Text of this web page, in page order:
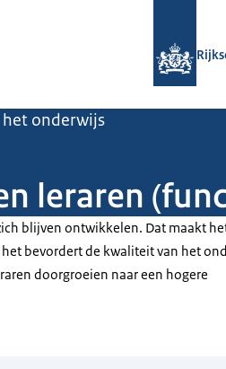
onderwijs
leraren
blijven ontwikkelen. Dat maakt
bevordert de kwaliteit van het
doorgroeien naar een hogere